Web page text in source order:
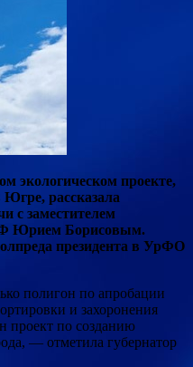
экологическом проекте,
Югре, рассказала
с заместителем
Юрием Борисовым.
президента в УрФО
полигон по апробации
и захоронения
проект по созданию
— отметила губернатор